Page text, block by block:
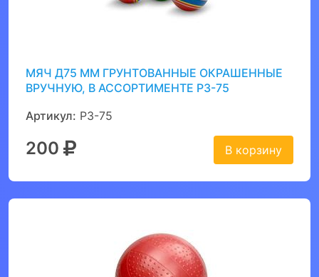
МЯЧ Д75 ММ ГРУНТОВАННЫЕ ОКРАШЕННЫЕ
ВРУЧНУЮ, В АССОРТИМЕНТЕ Р3-75
Артикул: Р3-75
200 В корзину